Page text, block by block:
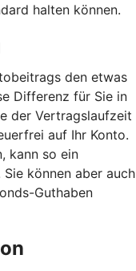
halten können.
den etwas
Differenz für Sie in
der Vertragslaufzeit
auf Ihr Konto.
kann so ein
können aber auch
Guthaben